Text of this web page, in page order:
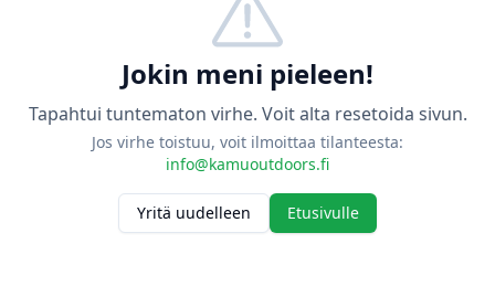
Jokin meni pieleen!
Tapahtui tuntematon virhe. Voit alta resetoida sivun.
Jos virhe toistuu, voit ilmoittaa tilanteesta:
info@kamuoutdoors.fi
Yritä uudelleen Etusivulle